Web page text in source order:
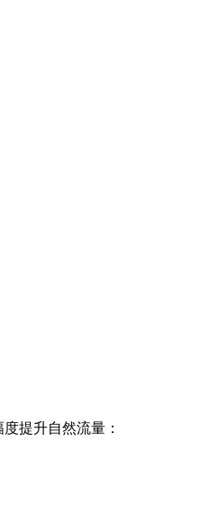
提升自然流量：